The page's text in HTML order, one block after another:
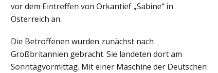
vor dem Eintreffen von Orkantief „Sabine“ in
Österreich an.
Die Betroffenen wurden zunächst nach
Großbritannien gebracht. Sie landeten dort am
Sonntagvormittag. Mit einer Maschine der Deutschen